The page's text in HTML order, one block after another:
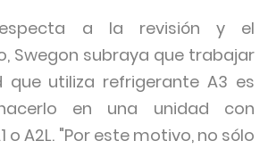
a la revisión y el
Swegon subraya que trabajar
que utiliza refrigerante A3 es
en una unidad con
o A2L. "Por este motivo, no sólo